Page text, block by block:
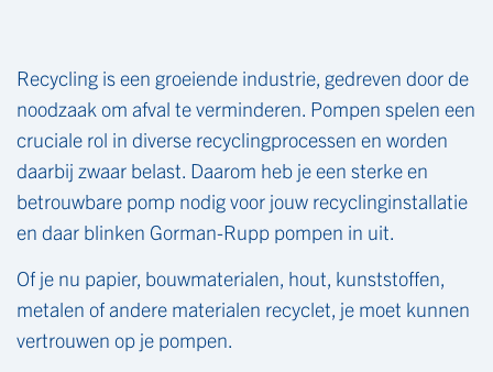
Recycling is een groeiende industrie, gedreven door de
noodzaak om afval te verminderen. Pompen spelen een
cruciale rol in diverse recyclingprocessen en worden
daarbij zwaar belast. Daarom heb je een sterke en
betrouwbare pomp nodig voor jouw recyclinginstallatie
en daar blinken Gorman-Rupp pompen in uit.
Of je nu papier, bouwmaterialen, hout, kunststoffen,
metalen of andere materialen recyclet, je moet kunnen
vertrouwen op je pompen.